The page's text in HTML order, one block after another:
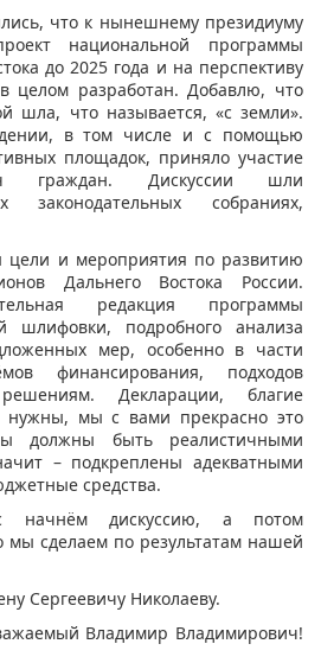
что к нынешнему президиуму
национальной программы
до 2025 года и на перспективу
целом разработан. Добавлю, что
шла, что называется, «с земли».
в том числе и с помощью
площадок, приняло участие
граждан. Дискуссии шли
собраниях,
цели и мероприятия по развитию
Дальнего Востока России.
редакция программы
шлифовки, подробного анализа
мер, особенно в части
финансирования, подходов
Декларации, благие
нужны, мы с вами прекрасно это
должны быть реалистичными
– подкреплены адекватными
средства.
начнём дискуссию, а потом
мы сделаем по результатам нашей
Сергеевичу Николаеву.
Владимир Владимирович!